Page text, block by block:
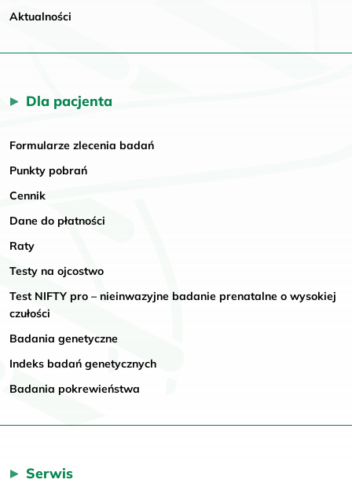
Aktualności
Dla pacjenta
Formularze zlecenia badań
Punkty pobrań
Cennik
Dane do płatności
Raty
Testy na ojcostwo
Test NIFTY pro – nieinwazyjne badanie prenatalne o wysokiej
czułości
Badania genetyczne
Indeks badań genetycznych
Badania pokrewieństwa
Serwis